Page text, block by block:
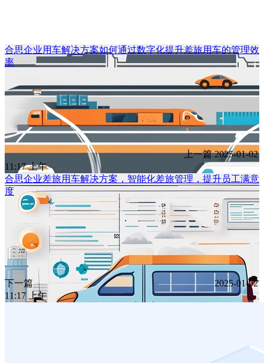
合思企业用车解决方案如何通过数字化提升差旅用车的管理效
率
上一篇 2025-01-02
11:17 上午
合思企业差旅用车解决方案，智能化差旅管理，提升员工满意
度
下一篇
2025-01-02
11:17 上午